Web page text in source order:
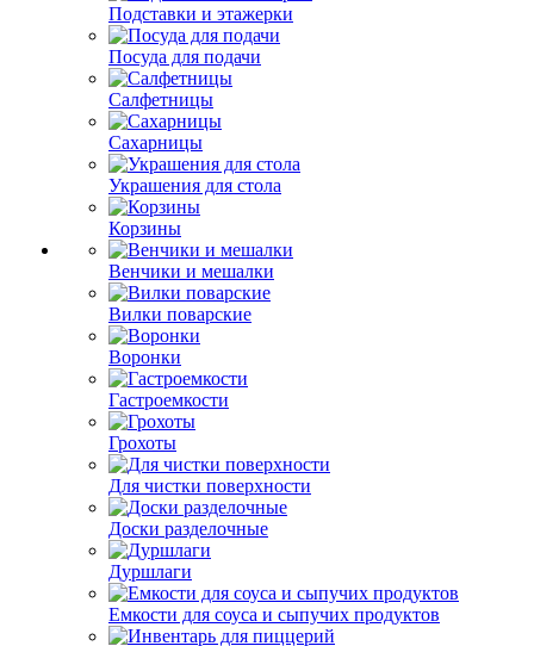
Подставки и этажерки
Посуда для подачи
Салфетницы
Сахарницы
Украшения для стола
Корзины
Венчики и мешалки
Вилки поварские
Воронки
Гастроемкости
Грохоты
Для чистки поверхности
Доски разделочные
Дуршлаги
Емкости для соуса и сыпучих продуктов